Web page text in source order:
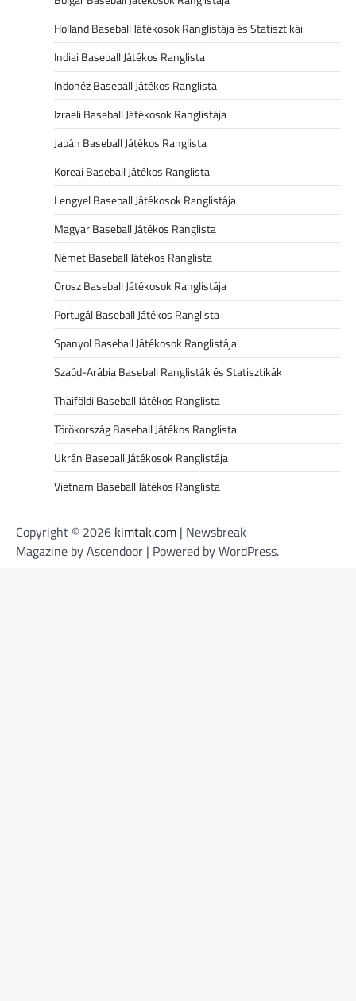
Holland Baseball Játékosok Ranglistája és Statisztikái
Indiai Baseball Játékos Ranglista
Indonéz Baseball Játékos Ranglista
Izraeli Baseball Játékosok Ranglistája
Japán Baseball Játékos Ranglista
Koreai Baseball Játékos Ranglista
Lengyel Baseball Játékosok Ranglistája
Magyar Baseball Játékos Ranglista
Német Baseball Játékos Ranglista
Orosz Baseball Játékosok Ranglistája
Portugál Baseball Játékos Ranglista
Spanyol Baseball Játékosok Ranglistája
Szaúd-Arábia Baseball Ranglisták és Statisztikák
Thaiföldi Baseball Játékos Ranglista
Törökország Baseball Játékos Ranglista
Ukrán Baseball Játékosok Ranglistája
Vietnam Baseball Játékos Ranglista
Copyright © 2026 kimtak.com | Newsbreak
Magazine byAscendoor | Powered byWordPress.